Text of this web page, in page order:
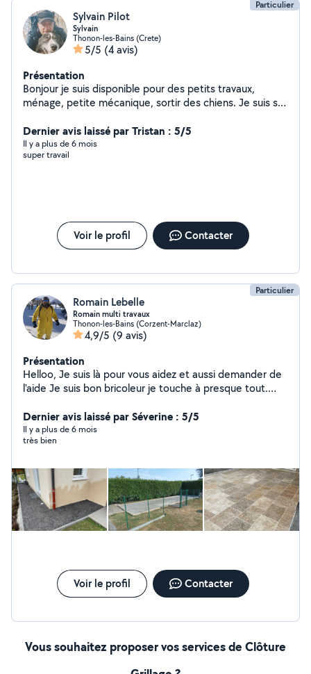
Particulier
Sylvain Pilot
Sylvain
Thonon-les-Bains (Crete)
5/5 (4 avis)
Présentation
Bonjour je suis disponible pour des petits travaux,
ménage, petite mécanique, sortir des chiens. Je suis sur
Dernier avis laissé par Tristan : 5/5
Il y a plus de 6 mois
super travail
Voir le profil Contacter
Particulier
Romain Lebelle
Romain multi travaux
Thonon-les-Bains (Corzent-Marclaz)
4,9/5 (9 avis)
Présentation
Helloo, Je suis là pour vous aidez et aussi demander de
l'aide Je suis bon bricoleur je touche à presque tout.
Dernier avis laissé par Séverine : 5/5
Il y a plus de 6 mois
très bien
Voir le profil Contacter
Vous souhaitez proposer vos services de Clôture